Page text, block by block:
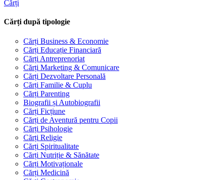
Cărți
Cărți după tipologie
Cărți Business & Economie
Cărți Educație Financiară
Cărți Antreprenoriat
Cărți Marketing & Comunicare
Cărți Dezvoltare Personală
Cărți Familie & Cuplu
Cărți Parenting
Biografii și Autobiografii
Cărți Ficțiune
Cărți de Aventură pentru Copii
Cărți Psihologie
Cărți Religie
Cărți Spiritualitate
Cărți Nutriție & Sănătate
Cărți Motivaționale
Cărți Medicină